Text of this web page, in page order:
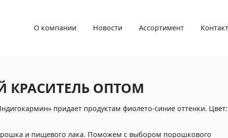
ОПТОМ
придает продуктам фиолето-синие оттенки. Цвет:
и пищевого лака. Поможем с выбором порошкового
О компании Новости Ассортимент